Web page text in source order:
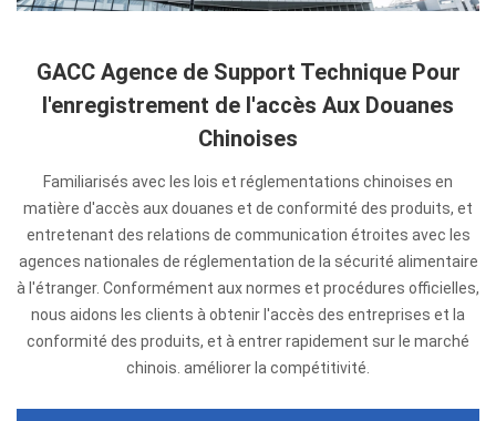
GACC Agence de Support Technique Pour
l'enregistrement de l'accès Aux Douanes
Chinoises
Familiarisés avec les lois et réglementations chinoises en
matière d'accès aux douanes et de conformité des produits, et
entretenant des relations de communication étroites avec les
agences nationales de réglementation de la sécurité alimentaire
à l'étranger. Conformément aux normes et procédures officielles,
nous aidons les clients à obtenir l'accès des entreprises et la
conformité des produits, et à entrer rapidement sur le marché
chinois. améliorer la compétitivité.